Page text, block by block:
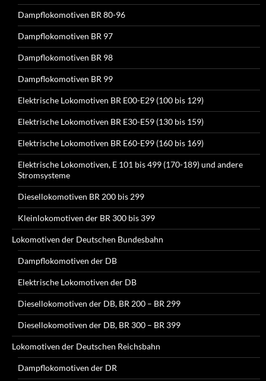
Dampflokomotiven BR 80-96
Dampflokomotiven BR 97
Dampflokomotiven BR 98
Dampflokomotiven BR 99
Elektrische Lokomotiven BR E00-E29 (100 bis 129)
Elektrische Lokomotiven BR E30-E59 (130 bis 159)
Elektrische Lokomotiven BR E60-E99 (160 bis 169)
Elektrische Lokomotiven, E 101 bis 499 (170-189) und andere
Stromsysteme
Diesellokomotiven BR 200 bis 299
Kleinlokomotiven der BR 300 bis 399
Lokomotiven der Deutschen Bundesbahn
Dampflokomotiven der DB
Elektrische Lokomotiven der DB
Diesellokomotiven der DB, BR 200 – BR 299
Diesellokomotiven der DB, BR 300 – BR 399
Lokomotiven der Deutschen Reichsbahn
Dampflokomotiven der DR